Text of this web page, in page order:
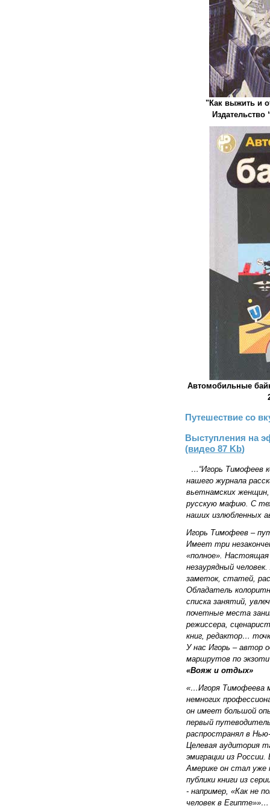
"Как выжить и
Издательство
Автомобильные
Путешествие со
Выступления на
(видео 87 Kb)
…“Игорь Тимофеев
нашего журнала
вьетнамских
русскую мафию. С
наших излюбленных
Игорь Тимофеев –
Имеет три
«полное».
незаурядный
заметок, статей,
Обладатель
списка занятий,
почетные места
режиссера,
книг, редактор…
У нас Игорь – автор
маршрутов по
«Вояж и отдых»
«…Игоря Тимофеева
немногих
он имеет большой
первый
распространял в
Целевая аудитория
эмиграции из
Америке он стал уже
публики книги из
- например, «Как не
человек в Египте»»…